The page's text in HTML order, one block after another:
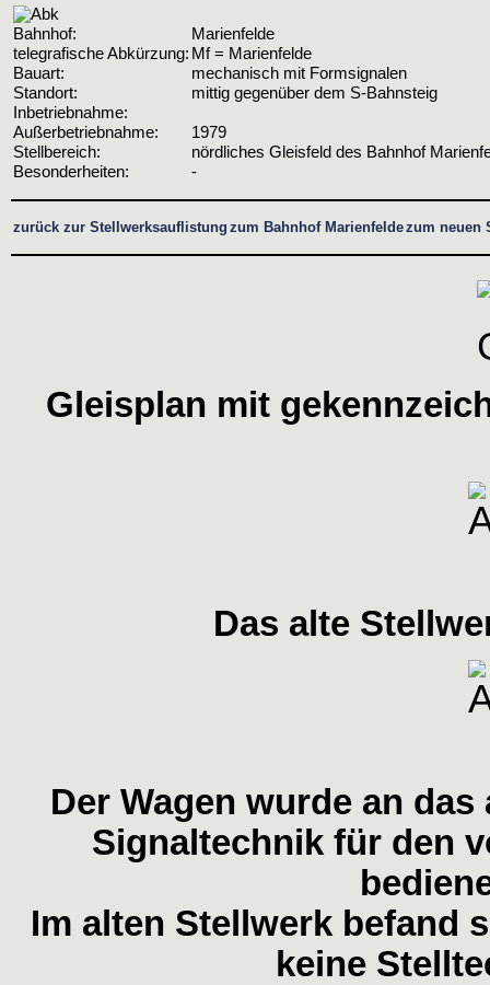
Bahnhof:
Marienfelde
telegrafische Abkürzung: Mf = Marienfelde
Bauart:
mechanisch mit Formsignalen
Standort:
mittig gegenüber dem S-Bahnsteig
Inbetriebnahme:
Außerbetriebnahme:
1979
Stellbereich:
nördliches Gleisfeld des Bahnhof
Besonderheiten:
-
zurück zur Stellwerksauflistung zum Bahnhof Marienfeldezum neuen
Gleisplan mit
Das alte
Der Wagen wurde an
Signaltechnik für den
Im alten Stellwerk befand
keine